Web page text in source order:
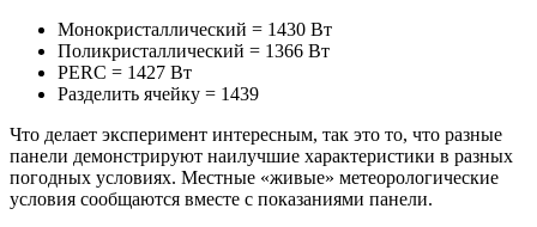
Монокристаллический = 1430 Вт
Поликристаллический = 1366 Вт
PERC = 1427 Вт
Разделить ячейку = 1439
Что делает эксперимент интересным, так это то, что разные
панели демонстрируют наилучшие характеристики в разных
погодных условиях. Местные «живые» метеорологические
условия сообщаются вместе с показаниями панели.